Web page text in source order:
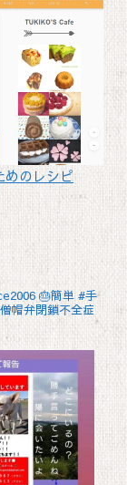
めのレシピ
🎂簡単 #手
帽弁閉鎖不全症